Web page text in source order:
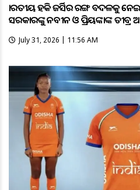
ଭାରତୀୟ ହକି ଜର୍ସିର ରଙ୍ଗ ବଦଳକୁ
ସରକାରଙ୍କୁ ନବୀନ ଓ ପ୍ରିୟଙ୍କାଙ୍କ ତୀବ୍ର
July 31, 2026 | 11:56 AM